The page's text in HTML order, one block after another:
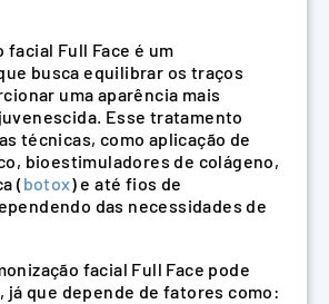
facial Full Face é um
busca equilibrar os traços
uma aparência mais
Esse tratamento
técnicas, como aplicação de
bioestimuladores de colágeno,
(botox) e até fios de
das necessidades de
facial Full Face pode
já que depende de fatores como: